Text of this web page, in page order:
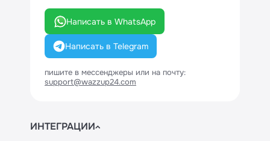
Написать в WhatsApp
Написать в Telegram
пишите в мессенджеры или на почту:
support@wazzup24.com
ИНТЕГРАЦИИ